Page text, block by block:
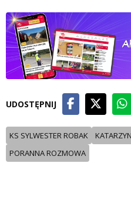
UDOSTĘPNIJ
KS SYLWESTER ROBAK
PORANNA ROZMOWA